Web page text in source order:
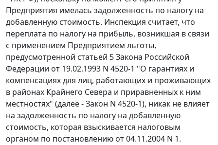
Предприятия имелась задолженность по налогу на
добавленную стоимость. Инспекция считает, что
переплата по налогу на прибыль, возникшая в связи
с применением Предприятием льготы,
предусмотренной статьей 5Закона Российской
Федерации от 19.02.1993 N 4520-1 "О гарантиях и
компенсациях для лиц, работающих и проживающих
в районах Крайнего Севера и приравненных к ним
местностях" (далее - Закон N 4520-1), никак не влияет
на задолженность по налогу на добавленную
стоимость, которая взыскивается налоговым
органом по постановлению от 04.11.2004 N 1.